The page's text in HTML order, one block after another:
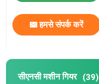
हमसे संपर्क करें
सीएनसी मशीन गियर (39)